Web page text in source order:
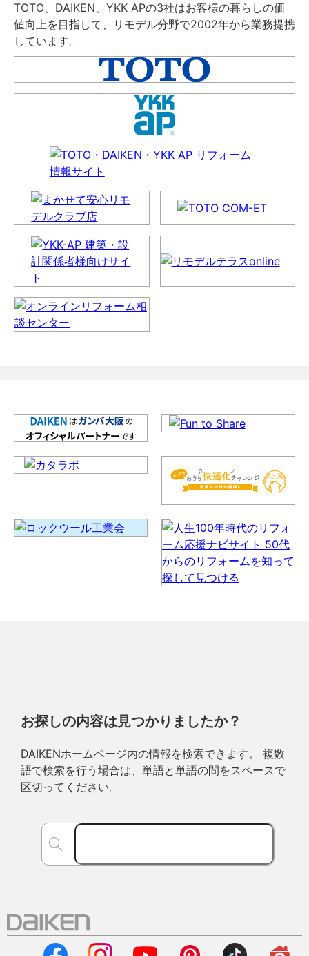
TOTO、DAIKEN、YKK APの3社はお客様の暮らしの価
値向上を目指して、リモデル分野で2002年から業務提携
しています。
お探しの内容は見つかりましたか？
DAIKENホームページ内の情報を検索できます。 複数
語で検索を行う場合は、単語と単語の間をスペースで
区切ってください。